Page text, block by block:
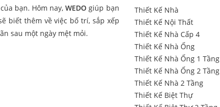
bạn. Hôm nay,WEDO giúp bạn
biết thêm về việc bố trí, sắp xếp
sau một ngày mệt mỏi.
Thiết Kế Nhà
Thiết Kế Nội Thất
Thiết Kế Nhà Cấp 4
Thiết Kế Nhà Ống
Thiết Kế Nhà Ống 1 Tầng
Thiết Kế Nhà Ống 2 Tầng
Thiết Kế Nhà 2 Tầng
Thiết Kế Biệt Thự